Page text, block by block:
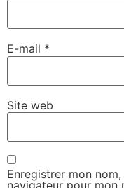
E-mail *
Site web
Enregistrer mon